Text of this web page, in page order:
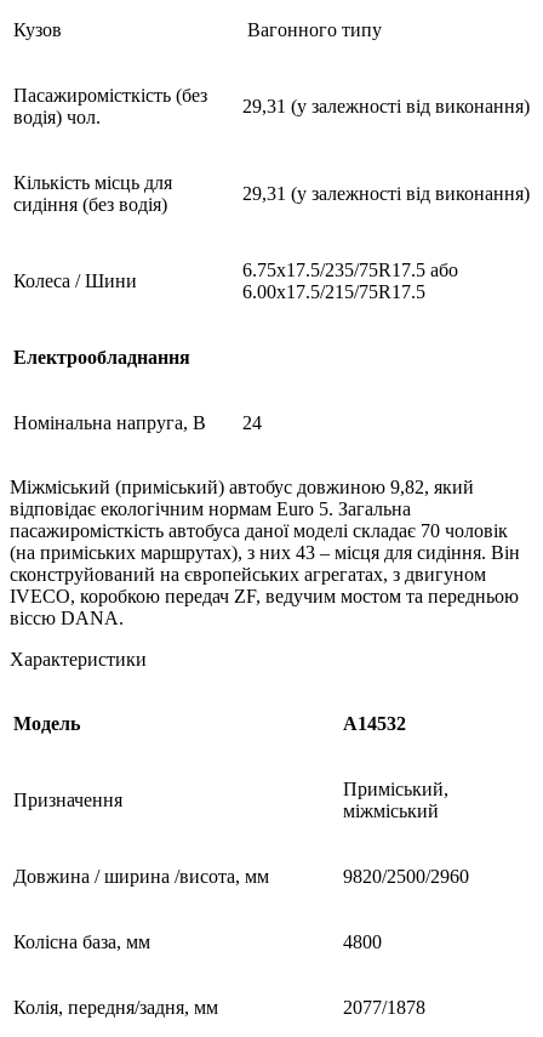
Кузов Вагонного типу
Пасажиромісткість (без
водія) чол.
29,31 (у залежності від виконання)
Кількість місць для
сидіння (без водія)
29,31 (у залежності від виконання)
Колеса / Шини
6.75х17.5/235/75R17.5 або
6.00х17.5/215/75R17.5
Електрообладнання
Номінальна напруга, В 24
Міжміський (приміський) автобус довжиною 9,82, який
відповідає екологічним нормам Euro 5. Загальна
пасажиромісткість автобуса даної моделі складає 70 чоловік
(на приміських маршрутах), з них 43 – місця для сидіння. Він
сконструйований на європейських агрегатах, з двигуном
IVECO, коробкою передач ZF, ведучим мостом та передньою
віссю DANA.
Характеристики
Модель А14532
Призначення
Приміський,
міжміський
Довжина / ширина /висота, мм 9820/2500/2960
Колісна база, мм 4800
Колія, передня/задня, мм 2077/1878